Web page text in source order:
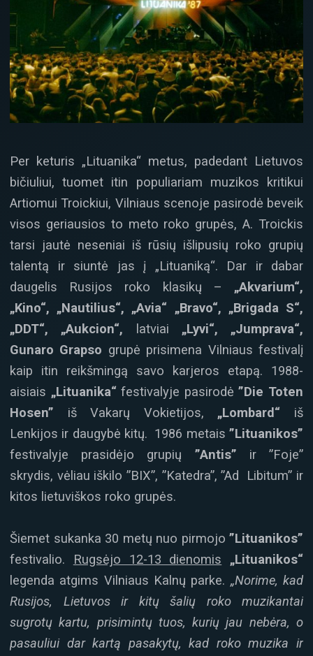
Per keturis „Lituanika“ metus, padedant Lietuvos
bičiuliui, tuomet itin populiariam muzikos kritikui
Artiomui Troickiui, Vilniaus scenoje pasirodė beveik
visos geriausios to meto roko grupės, A. Troickis
tarsi jautė neseniai iš rūsių išlipusių roko grupių
talentą ir siuntė jas į „Lituaniką“. Dar ir dabar
daugelis Rusijos roko klasikų – „Akvarium“,
„Kino“, „Nautilius“, „Avia“ „Bravo“, „Brigada S“,
„DDT“, „Aukcion“, latviai „Lyvi“, „Jumprava“,
Gunaro Grapso grupė prisimena Vilniaus festivalį
kaip itin reikšmingą savo karjeros etapą. 1988-
aisiais „Lituanika“ festivalyje pasirodė ”Die Toten
Hosen” iš Vakarų Vokietijos, „Lombard“ iš
Lenkijos ir daugybė kitų. 1986 metais ”Lituanikos”
festivalyje prasidėjo grupių ”Antis” ir ”Foje”
skrydis, vėliau iškilo ”BIX”, ”Katedra”, ”Ad Libitum” ir
kitos lietuviškos roko grupės.
Šiemet sukanka 30 metų nuo pirmojo ”Lituanikos”
festivalio.
Rugsėjo 12-13 dienomis „Lituanikos“
legenda atgims Vilniaus Kalnų parke. „Norime, kad
Rusijos, Lietuvos ir kitų šalių roko muzikantai
sugrotų kartu, prisimintų tuos, kurių jau nebėra, o
pasauliui dar kartą pasakytų, kad roko muzika ir